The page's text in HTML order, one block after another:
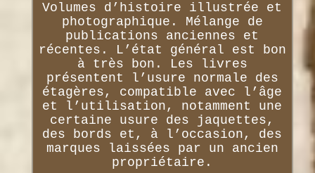
Volumes d’histoire illustrée et
photographique. Mélange de
publications anciennes et
récentes. L’état général est bon
à très bon. Les livres
présentent l’usure normale des
étagères, compatible avec l’âge
et l’utilisation, notamment une
certaine usure des jaquettes,
des bords et, à l’occasion, des
marques laissées par un ancien
propriétaire.